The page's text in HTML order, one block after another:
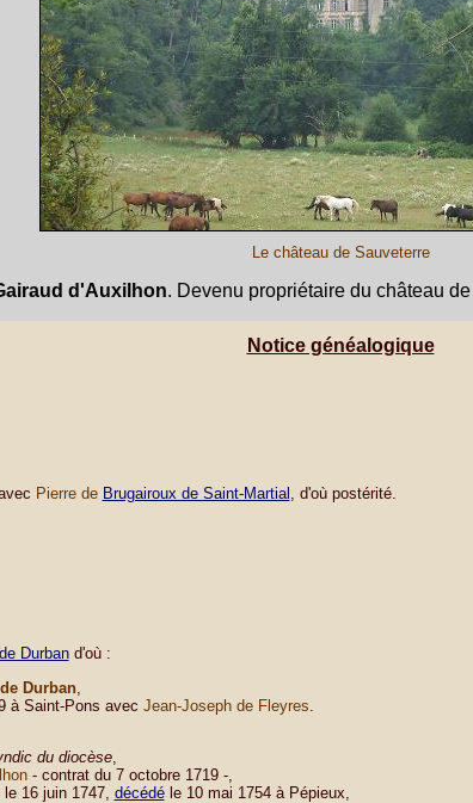
Le château de Sauveterre
d'Auxilhon. Devenu propriétaire du château
Notice généalogique
Pierre de Brugairoux de Saint-Martial , d'où postérité.
Durband'où :
Durban,
à Saint-Pons avec Jean-Joseph de Fleyres
du diocèse,
- contrat du 7 octobre 1719 -,
16 juin 1747, décédéle 10 mai 1754 à Pépieux,